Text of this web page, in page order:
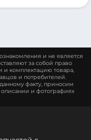
и не является
за собой право
и комплектацию товара,
и потребителей.
факту, приносим
и фотографиях